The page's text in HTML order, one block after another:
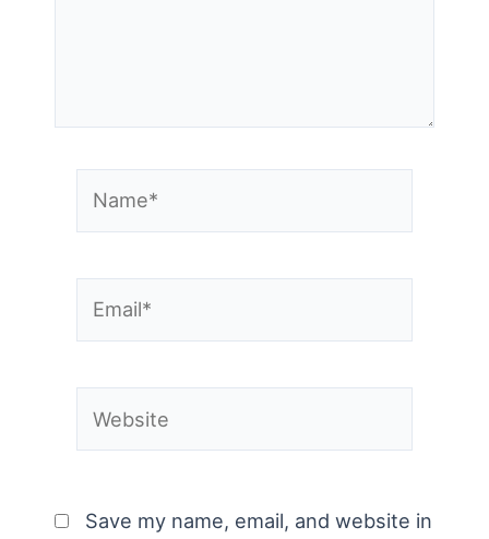
Save my name, email, and website in